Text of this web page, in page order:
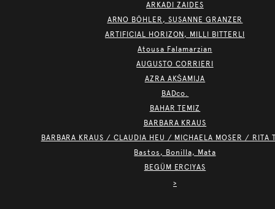
ARKADI ZAIDES
ARNO BÖHLER, SUSANNE GRANZER
ARTIFICIAL HORIZON, MILLI BITTERLI
Atousa Falamarzian
AUGUSTO CORRIERI
AZRA AKŠAMIJA
BADco.
BAHAR TEMIZ
BARBARA KRAUS
BARBARA KRAUS / CLAUDIA HEU / MICHAELA MOSER / RITA
Bastos, Bonilla, Mata
BEGÜM ERCIYAS
>